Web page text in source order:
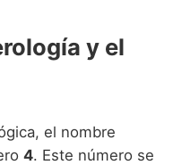
y el
el nombre
4. Este número se